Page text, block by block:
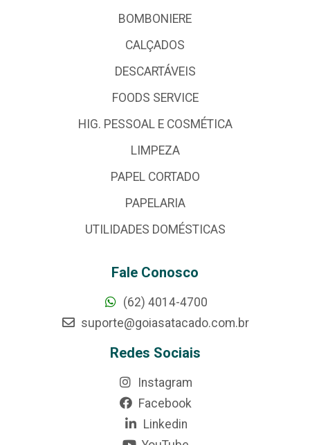
BOMBONIERE
CALÇADOS
DESCARTÁVEIS
FOODS SERVICE
HIG. PESSOAL E COSMÉTICA
LIMPEZA
PAPEL CORTADO
PAPELARIA
UTILIDADES DOMÉSTICAS
Fale Conosco
(62) 4014-4700
suporte@goiasatacado.com.br
Redes Sociais
Instagram
Facebook
Linkedin